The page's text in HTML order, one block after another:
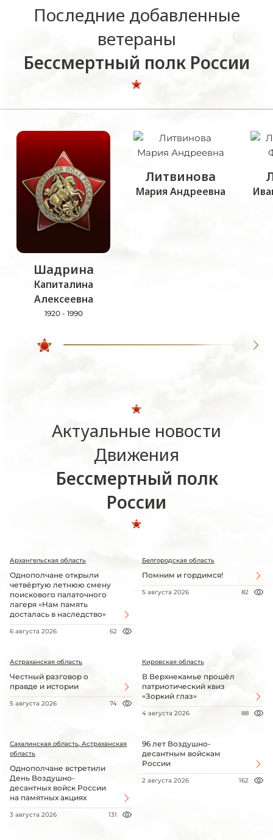
Последние добавленные
ветераны
Бессмертный полк России
Шадрина
Капиталина
Алексеевна
1920 - 1990
Литвинова
Мария Андреевна
Актуальные новости
Движения
Бессмертный полк
России
Архангельская область
Однополчане открыли
четвёртую летнюю смену
поискового палаточного
лагеря «Нам память
досталась в наследство»
6 августа 2026 62
Белгородская область
Помним и гордимся!
5 августа 2026 82
Астраханская область
Честный разговор о
правде и истории
5 августа 2026 74
Кировская область
В Верхнекамье прошёл
патриотический квиз
«Зоркий глаз»
4 августа 2026 88
Сахалинская область, Астраханская
область
Однополчане встретили
День Воздушно-
десантных войск России
на памятных акциях
3 августа 2026 131
96 лет Воздушно-
десантным войскам
России
2 августа 2026 162